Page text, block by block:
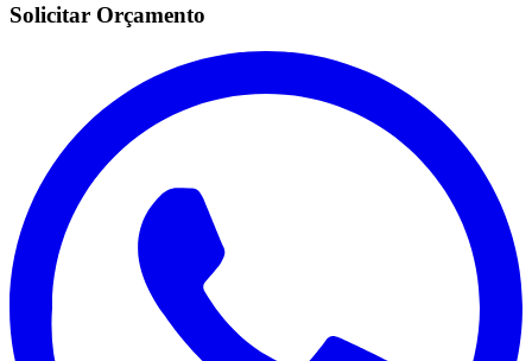
Solicitar Orçamento